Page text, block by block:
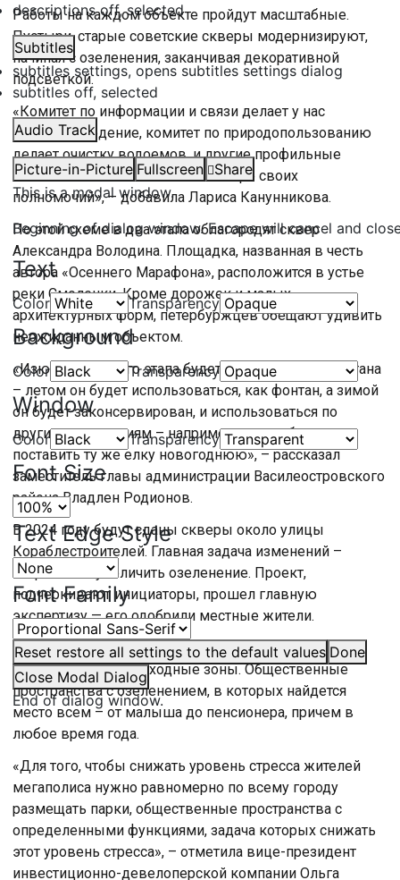
descriptions off, selected
Subtitles
subtitles settings, opens subtitles settings dialog
subtitles off, selected
Audio Track
Picture-in-Picture Fullscreen
Share
This is a modal window.
Beginning of dialog window. Escape will cancel and
Text
Color Transparency
Background
Color Transparency
Window
Color Transparency
Font Size
Text Edge Style
Font Family
Reset restore all settings to the default values Done
Close Modal Dialog
End of dialog window.
Работы на каждом объекте пройдут масштабные.
Пустыри, старые советские скверы модернизируют,
начиная с озеленения, заканчивая декоративной
подсветкой.
«Комитет по информации и связи делает у нас
видеонаблюдение, комитет по природопользованию
делает очистку водоемов, и другие профильные
комитеты так же помогают по мере своих
полномочий», – добавила Лариса Канунникова.
По этой схеме в два этапа облагородят сквер
Александра Володина. Площадка, названная в честь
автора «Осеннего Марафона», расположится в устье
реки Смоленки. Кроме дорожек и малых
архитектурных форм, петербуржцев обещают удивить
неожиданным объектом.
«Изюминкой этого этапа будет строительство фонтана
– летом он будет использоваться, как фонтан, а зимой
он будет законсервирован, и использоваться по
другим назначениям – например можно будет
поставить ту же елку новогоднюю», – рассказал
заместитель главы администрации Василеостровского
района Владлен Родионов.
В 2024 году будут сданы скверы около улицы
Кораблестроителей. Главная задача изменений –
сохранить и увеличить озеленение. Проект,
подчеркивают инициаторы, прошел главную
экспертизу — его одобрили местные жители.
В каждом районе, объясняют эксперты, появляются
непрерывные пешеходные зоны. Общественные
пространства с озеленением, в которых найдется
место всем – от малыша до пенсионера, причем в
любое время года.
«Для того, чтобы снижать уровень стресса жителей
мегаполиса нужно равномерно по всему городу
размещать парки, общественные пространства с
определенными функциями, задача которых снижать
этот уровень стресса», – отметила вице-президент
инвестиционно-девелоперской компании Ольга